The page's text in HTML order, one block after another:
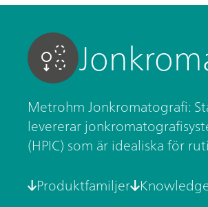
Metrohm Jonkromatografi:
levererar
(HPIC) som är idealiska för
Produktfamiljer